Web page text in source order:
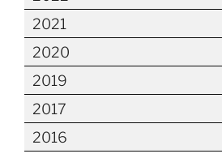
2021
2020
2019
2017
2016